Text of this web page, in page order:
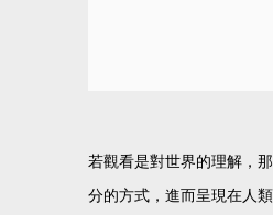
若觀看是對世界的理解，
分的方式，進而呈現在人